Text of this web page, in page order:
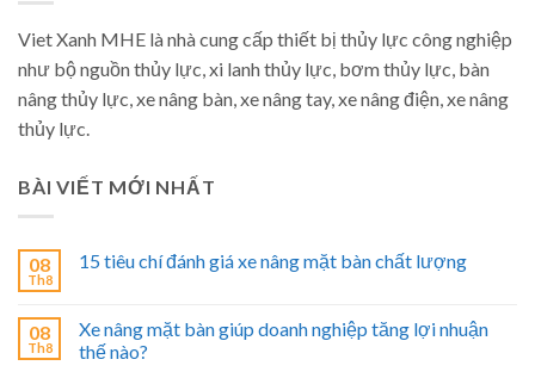
Viet Xanh MHE là nhà cung cấp thiết bị thủy lực công nghiệp
như bộ nguồn thủy lực, xi lanh thủy lực, bơm thủy lực, bàn
nâng thủy lực, xe nâng bàn, xe nâng tay, xe nâng điện, xe nâng
thủy lực.
BÀI VIẾT MỚI NHẤT
08
Th8
15 tiêu chí đánh giá xe nâng mặt bàn chất lượng
08
Th8
Xe nâng mặt bàn giúp doanh nghiệp tăng lợi nhuận
thế nào?